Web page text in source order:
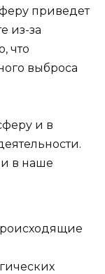
приведет
из-за
что
выброса
и в
в наше